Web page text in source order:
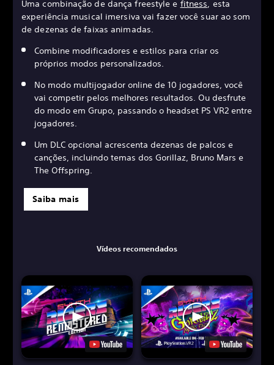
Uma combinação de dança freestyle e fitness, esta
experiência musical imersiva vai fazer você suar ao som
de dezenas de faixas animadas.
Combine modificadores e estilos para criar os
próprios modos personalizados.
No modo multijogador online de 10 jogadores, você
vai competir pelos melhores resultados. Ou desfrute
do modo em Grupo, passando o headset PS VR2 entre
jogadores.
Um DLC opcional acrescenta dezenas de palcos e
canções, incluindo temas dos Gorillaz, Bruno Mars e
The Offspring.
Saiba mais
Vídeos recomendados